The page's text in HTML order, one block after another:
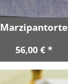
Marzipantorte
56,00 € *